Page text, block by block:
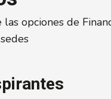
opciones de